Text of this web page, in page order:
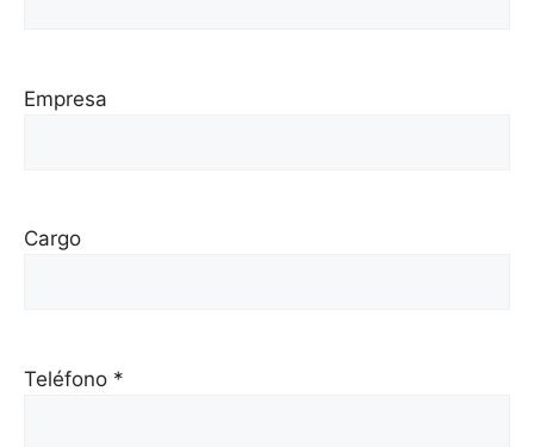
Empresa
Cargo
Teléfono *